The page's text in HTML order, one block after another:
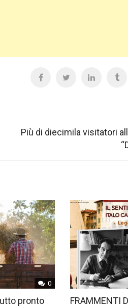
Più di diecimila visitatori
0
pronto
FRAMMENTI